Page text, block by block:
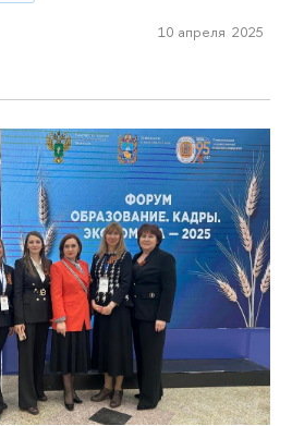
10 апреля 2025